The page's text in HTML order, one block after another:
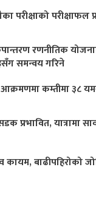
परीक्षाको परीक्षाफल
रणनीतिक
समन्वय गरिने
आक्रमणमा कम्तीमा ३८
प्रभावित, यात्रामा
कायम, बाढीपहिरोको